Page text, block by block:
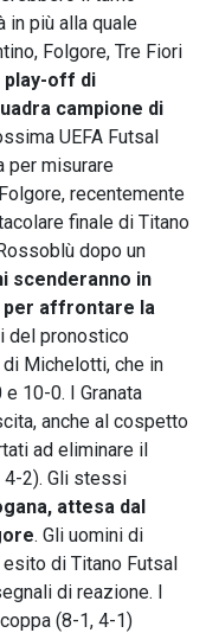
in più alla quale
Folgore, Tre Fiori
play-off di
campione di
UEFA Futsal
per misurare
recentemente
finale di Titano
dopo un
scenderanno in
per affrontare la
del pronostico
Michelotti, che in
10-0. I Granata
anche al cospetto
ad eliminare il
4-2). Gli stessi
attesa dal
. Gli uomini di
di Titano Futsal
di reazione. I
(8-1, 4-1)